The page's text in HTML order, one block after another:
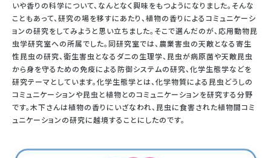
いや香りの科学について、なんとなく興味をもつようになりました。そんな
こともあって、研究の場を移すにあたり、植物の香りによるコミュニケーシ
ョンの研究をしてみようと思い立ちました。そこで選んだのが、応用動物昆
虫学研究室への所属でした。同研究室では、農業害虫の天敵となる寄生
性昆虫の研究、衛生害虫となるダニの生理学、昆虫が病原菌や天敵昆虫
から身を守るための免疫による防御システムの研究、化学生態学などを
研究テーマとしています。化学生態学とは、化学物質による昆虫どうしの
コミュニケーションや昆虫と植物とのコミュニケーションを研究する分野
です。木下さんは植物の香りにいざなわれ、昆虫に食害された植物間コミ
ュニケーションの研究に越境することにしたのです。